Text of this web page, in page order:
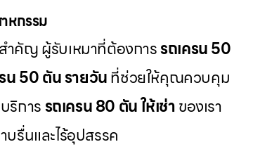
หกรรม
ำคัญ ผู้รับเหมาที่ต้องการรถเครน 50
น 50 ตัน รายวันที่ช่วยให้คุณควบคุม
ริการรถเครน 80 ตัน ให้เช่าของเรา
บรื่นและไร้อุปสรรค